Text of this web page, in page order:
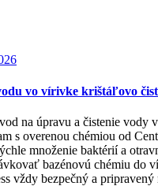
vo vírivke krištáľovo
na úpravu a čistenie vody
s overenou chémiou od
množenie baktérií a
bazénovú chémiu do
vždy bezpečný a pripravený